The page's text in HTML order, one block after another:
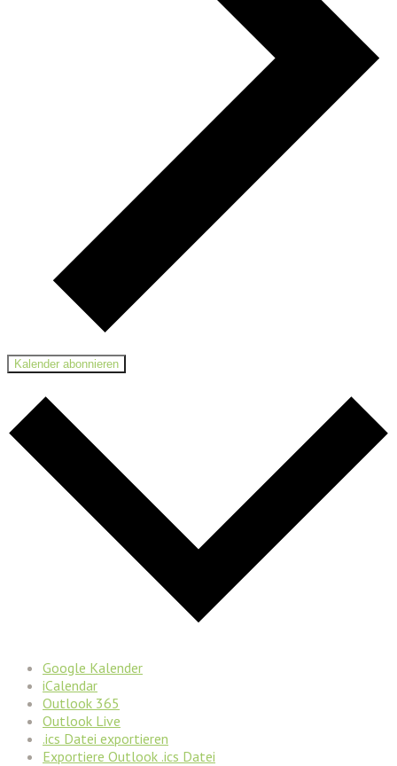
Kalender abonnieren
Google Kalender
iCalendar
Outlook 365
Outlook Live
.ics Datei exportieren
Exportiere Outlook .ics Datei